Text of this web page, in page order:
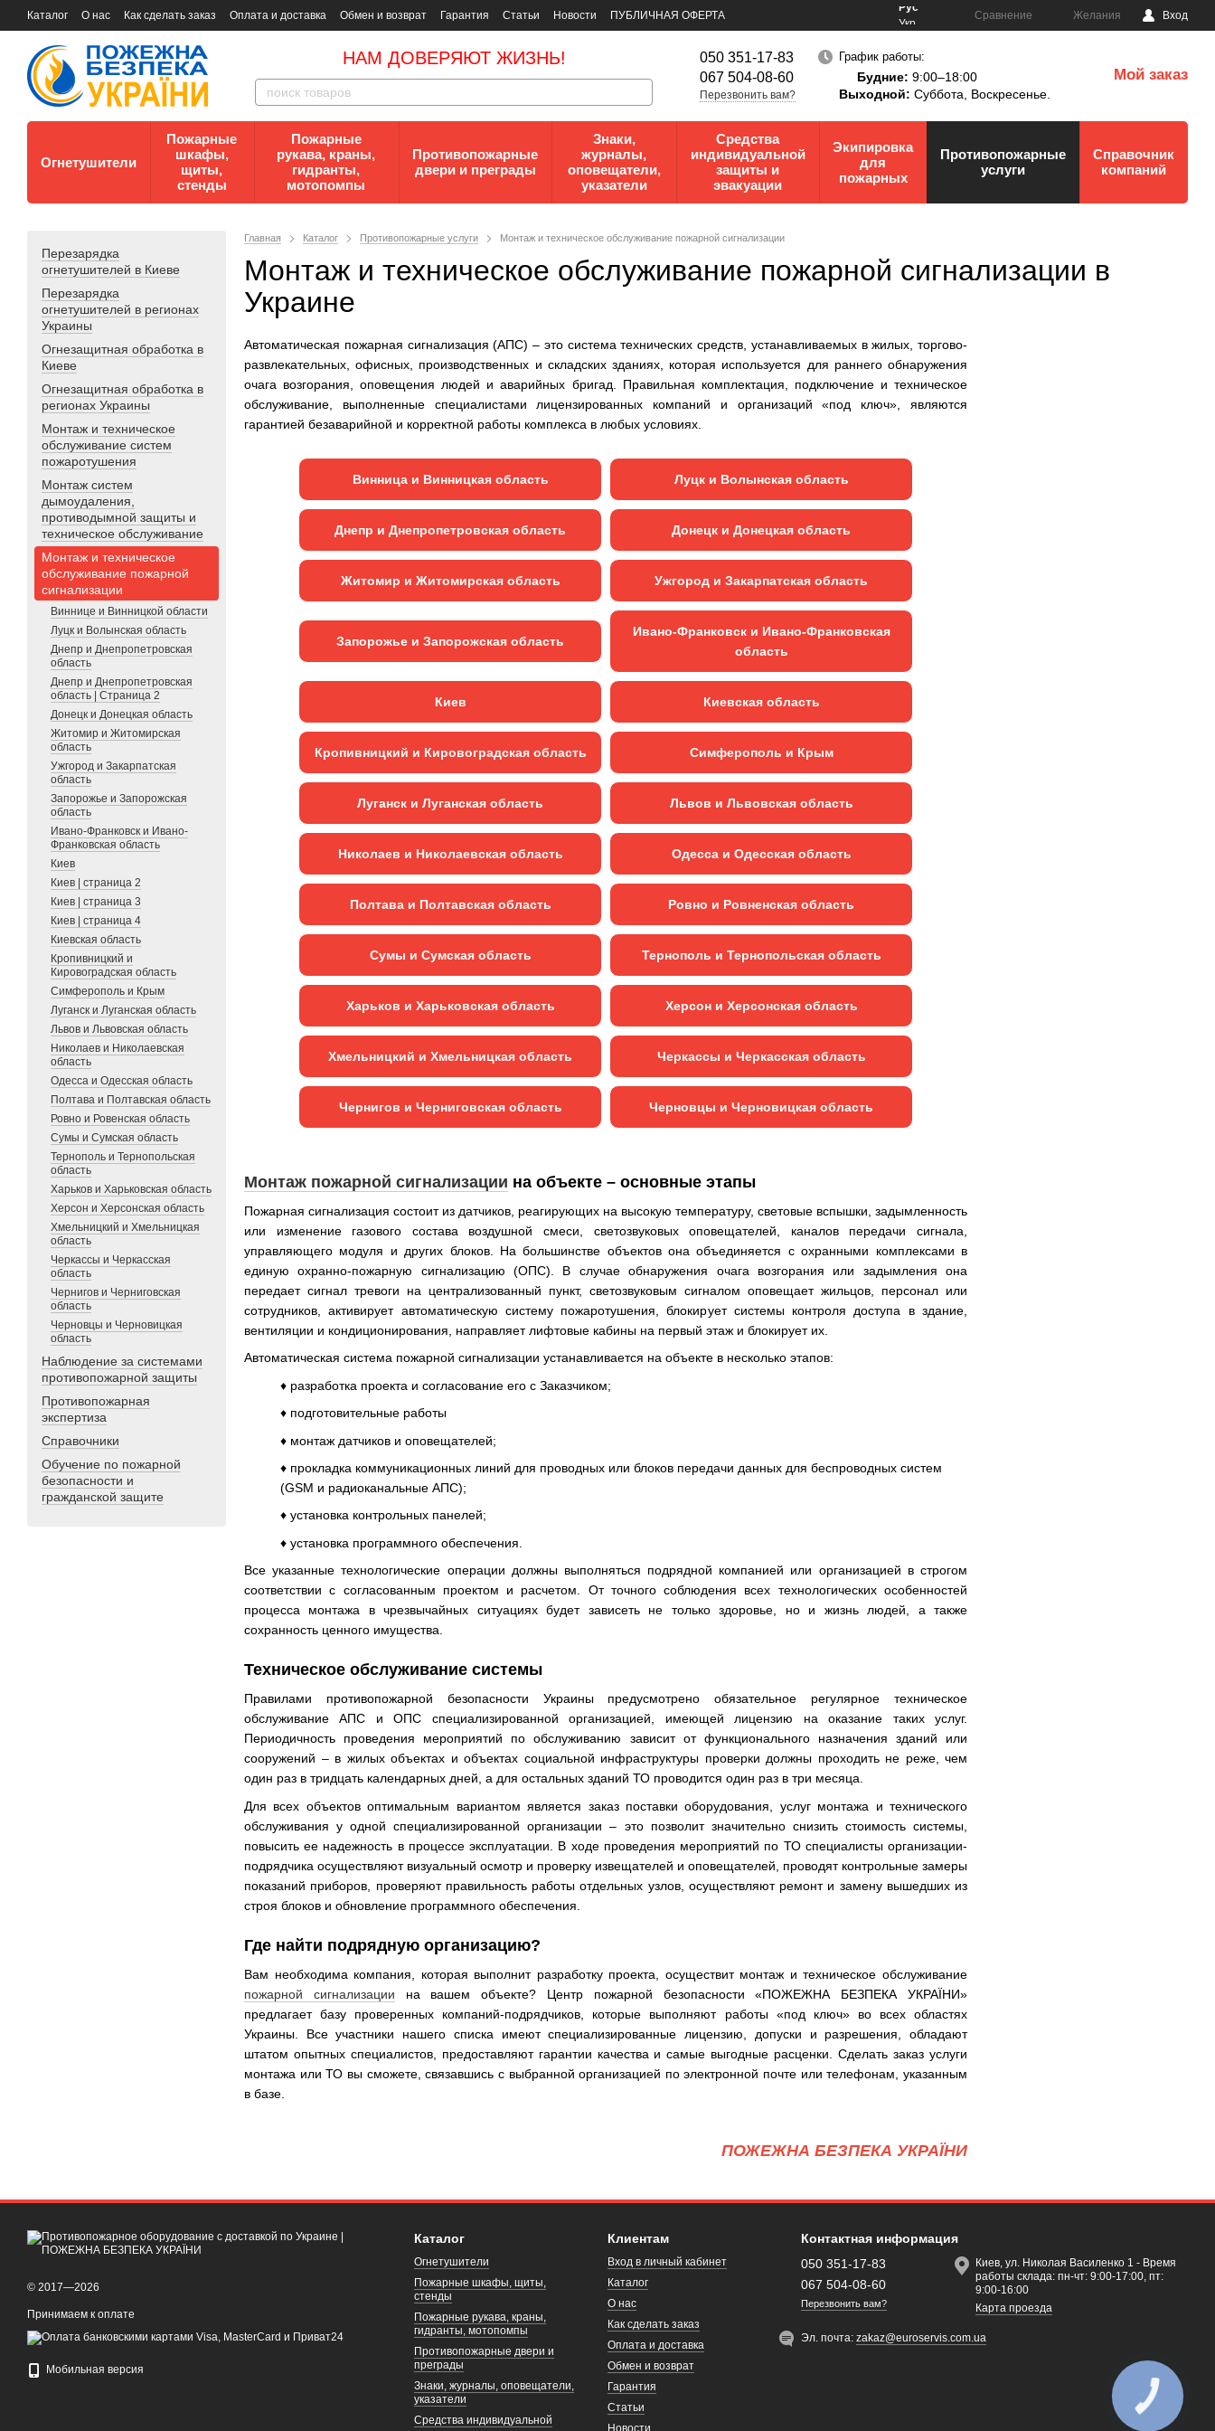
Каталог О нас Как сделать заказ Оплата и доставка Обмен и возврат Гарантия Статьи Новости
ПУБЛИЧНАЯ ОФЕРТА
Документы
Контакты Документы по пожарной безопасности
Рус
Укр
Сравнение Желания Вход
НАМ ДОВЕРЯЮТ ЖИЗНЬ!
050 351-17-83
067 504-08-60
Перезвонить вам?
График работы:
Будние: 9:00–18:00
Выходной: Суббота, Воскресенье.
Мой заказ
Огнетушители
Пожарные
шкафы,
щиты,
стенды
Пожарные
рукава, краны,
гидранты,
мотопомпы
Противопожарные
двери и преграды
Знаки,
журналы,
оповещатели,
указатели
Средства
индивидуальной
защиты и
эвакуации
Экипировка
для
пожарных
Противопожарные
услуги
Справочник
компаний
Главная Каталог Противопожарные услуги Монтаж и техническое обслуживание пожарной сигнализации
Монтаж и техническое обслуживание пожарной сигнализации в
Украине
Автоматическая пожарная сигнализация (АПС) – это система технических средств, устанавливаемых в жилых, торгово-
развлекательных, офисных, производственных и складских зданиях, которая используется для раннего обнаружения
очага возгорания, оповещения людей и аварийных бригад. Правильная комплектация, подключение и техническое
обслуживание, выполненные специалистами лицензированных компаний и организаций «под ключ», являются
гарантией безаварийной и корректной работы комплекса в любых условиях.
Винница и Винницкая область Луцк и Волынская область
Днепр и Днепропетровская область Донецк и Донецкая область
Житомир и Житомирская область Ужгород и Закарпатская область
Запорожье и Запорожская область
Ивано-Франковск и Ивано-Франковская
область
Киев Киевская область
Кропивницкий и Кировоградская область Симферополь и Крым
Луганск и Луганская область Львов и Львовская область
Николаев и Николаевская область Одесса и Одесская область
Полтава и Полтавская область Ровно и Ровненская область
Сумы и Сумская область Тернополь и Тернопольская область
Харьков и Харьковская область Херсон и Херсонская область
Хмельницкий и Хмельницкая область Черкассы и Черкасская область
Чернигов и Черниговская область Черновцы и Черновицкая область
Монтаж пожарной сигнализации на объекте – основные этапы
Пожарная сигнализация состоит из датчиков, реагирующих на высокую температуру, световые вспышки, задымленность
или изменение газового состава воздушной смеси, светозвуковых оповещателей, каналов передачи сигнала,
управляющего модуля и других блоков. На большинстве объектов она объединяется с охранными комплексами в
единую охранно-пожарную сигнализацию (ОПС). В случае обнаружения очага возгорания или задымления она
передает сигнал тревоги на централизованный пункт, светозвуковым сигналом оповещает жильцов, персонал или
сотрудников, активирует автоматическую систему пожаротушения, блокирует системы контроля доступа в здание,
вентиляции и кондиционирования, направляет лифтовые кабины на первый этаж и блокирует их.
Автоматическая система пожарной сигнализации устанавливается на объекте в несколько этапов:
♦ разработка проекта и согласование его с Заказчиком;
♦ подготовительные работы
♦ монтаж датчиков и оповещателей;
♦ прокладка коммуникационных линий для проводных или блоков передачи данных для беспроводных систем
(GSM и радиоканальные АПС);
♦ установка контрольных панелей;
♦ установка программного обеспечения.
Все указанные технологические операции должны выполняться подрядной компанией или организацией в строгом
соответствии с согласованным проектом и расчетом. От точного соблюдения всех технологических особенностей
процесса монтажа в чрезвычайных ситуациях будет зависеть не только здоровье, но и жизнь людей, а также
сохранность ценного имущества.
Техническое обслуживание системы
Правилами противопожарной безопасности Украины предусмотрено обязательное регулярное техническое
обслуживание АПС и ОПС специализированной организацией, имеющей лицензию на оказание таких услуг.
Периодичность проведения мероприятий по обслуживанию зависит от функционального назначения зданий или
сооружений – в жилых объектах и объектах социальной инфраструктуры проверки должны проходить не реже, чем
один раз в тридцать календарных дней, а для остальных зданий ТО проводится один раз в три месяца.
Для всех объектов оптимальным вариантом является заказ поставки оборудования, услуг монтажа и технического
обслуживания у одной специализированной организации – это позволит значительно снизить стоимость системы,
повысить ее надежность в процессе эксплуатации. В ходе проведения мероприятий по ТО специалисты организации-
подрядчика осуществляют визуальный осмотр и проверку извещателей и оповещателей, проводят контрольные замеры
показаний приборов, проверяют правильность работы отдельных узлов, осуществляют ремонт и замену вышедших из
строя блоков и обновление программного обеспечения.
Где найти подрядную организацию?
Вам необходима компания, которая выполнит разработку проекта, осуществит монтаж и техническое обслуживание
пожарной сигнализации на вашем объекте? Центр пожарной безопасности «ПОЖЕЖНА БЕЗПЕКА УКРАЇНИ»
предлагает базу проверенных компаний-подрядчиков, которые выполняют работы «под ключ» во всех областях
Украины. Все участники нашего списка имеют специализированные лицензию, допуски и разрешения, обладают
штатом опытных специалистов, предоставляют гарантии качества и самые выгодные расценки. Сделать заказ услуги
монтажа или ТО вы сможете, связавшись с выбранной организацией по электронной почте или телефонам, указанным
в базе.
ПОЖЕЖНА БЕЗПЕКА УКРАЇНИ
Перезарядка
огнетушителей в Киеве
Перезарядка
огнетушителей в регионах
Украины
Огнезащитная обработка в
Киеве
Огнезащитная обработка в
регионах Украины
Монтаж и техническое
обслуживание систем
пожаротушения
Монтаж систем
дымоудаления,
противодымной защиты и
техническое обслуживание
Монтаж и техническое
обслуживание пожарной
сигнализации
Виннице и Винницкой области
Луцк и Волынская область
Днепр и Днепропетровская
область
Днепр и Днепропетровская
область | Страница 2
Донецк и Донецкая область
Житомир и Житомирская
область
Ужгород и Закарпатская
область
Запорожье и Запорожская
область
Ивано-Франковск и Ивано-
Франковская область
Киев
Киев | страница 2
Киев | страница 3
Киев | страница 4
Киевская область
Кропивницкий и
Кировоградская область
Симферополь и Крым
Луганск и Луганская область
Львов и Львовская область
Николаев и Николаевская
область
Одесса и Одесская область
Полтава и Полтавская область
Ровно и Ровенская область
Сумы и Сумская область
Тернополь и Тернопольская
область
Харьков и Харьковская область
Херсон и Херсонская область
Хмельницкий и Хмельницкая
область
Черкассы и Черкасская
область
Чернигов и Черниговская
область
Черновцы и Черновицкая
область
Наблюдение за системами
противопожарной защиты
Противопожарная
экспертиза
Справочники
Обучение по пожарной
безопасности и
гражданской защите
© 2017—2026
Принимаем к оплате
Мобильная версия
Каталог
Огнетушители
Пожарные шкафы, щиты,
стенды
Пожарные рукава, краны,
гидранты, мотопомпы
Противопожарные двери и
преграды
Знаки, журналы, оповещатели,
указатели
Средства индивидуальной
Клиентам
Вход в личный кабинет
Каталог
О нас
Как сделать заказ
Оплата и доставка
Обмен и возврат
Гарантия
Статьи
Контактная информация
050 351-17-83
067 504-08-60
Перезвонить вам?
Киев, ул. Николая Василенко 1 - Время
работы склада: пн-чт: 9:00-17:00, пт:
9:00-16:00
Карта проезда
Эл. почта:zakaz@euroservis.com.ua